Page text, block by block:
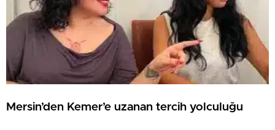
Mersin’den Kemer’e uzanan tercih yolculuğu